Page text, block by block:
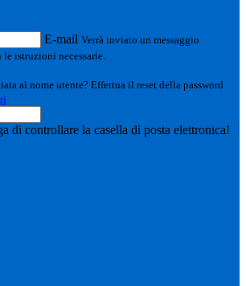
E-mail Verrà inviato un messaggio
istruzioni necessarie.
al nome utente? Effettua il reset della password
di controllare la casella di posta elettronica!